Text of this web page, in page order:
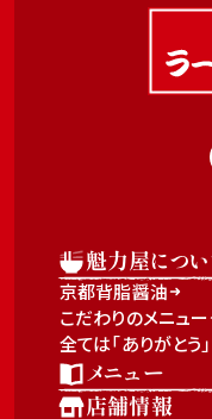
魁力屋につ
京都背脂醤油
こだわりのメニュー
全ては「ありがとう
メニュー
店舗情報